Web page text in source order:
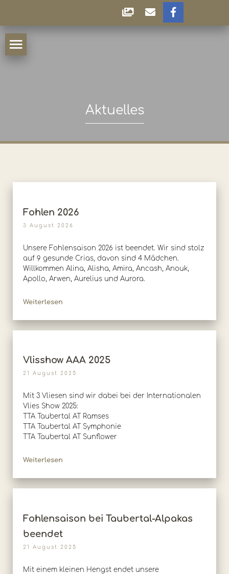
Aktuelles
Fohlen 2026
3 August 2026
Unsere Fohlensaison 2026 ist beendet. Wir sind stolz
auf 9 gesunde Crias, davon sind 4 Mädchen.
Willkommen Alina, Alisha, Amira, Ancash, Anouk,
Apollo, Arwen, Aurelius und Aurora.
Weiterlesen
Vlisshow AAA 2025
21 August 2025
Mit 3 Vliesen sind wir dabei bei der Internationalen
Vlies Show 2025:
TTA Taubertal AT Ramses
TTA Taubertal AT Symphonie
TTA Taubertal AT Sunflower
Weiterlesen
Fohlensaison bei Taubertal-Alpakas
beendet
21 August 2025
Mit einem kleinen Hengst endet unsere